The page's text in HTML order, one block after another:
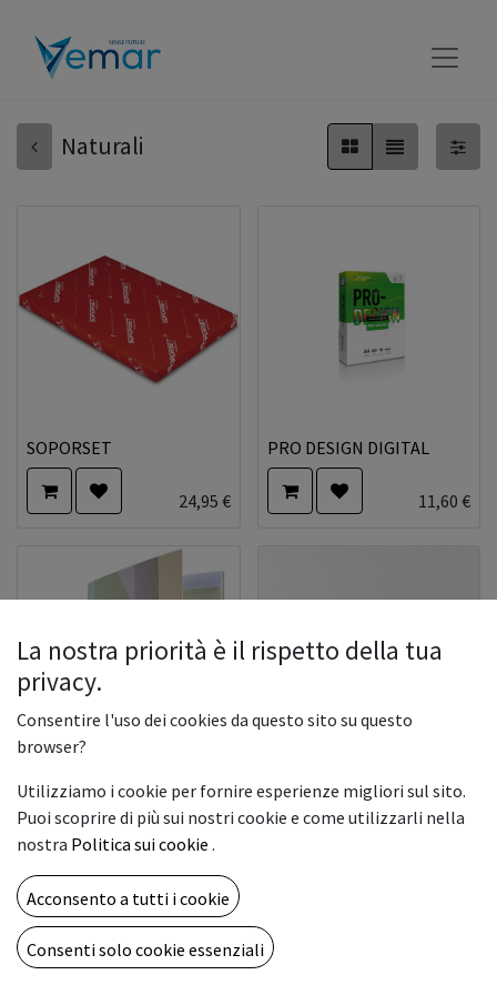
Naturali
SOPORSET
24,95 €
PRO DESIGN DIGITAL
11,60 €
ARALDA
33,78€
BIANCOFLASH MASTER
48.7X33 GR.320 250FG
(FAVINI)
La nostra priorità è il rispetto della tua
privacy.
Consentire l'uso dei cookies da questo sito su questo
browser?
Utilizziamo i cookie per fornire esperienze migliori sul sito.
Puoi scoprire di più sui nostri cookie e come utilizzarli nella
nostra Politica sui cookie .
Acconsento a tutti i cookie
Consenti solo cookie essenziali